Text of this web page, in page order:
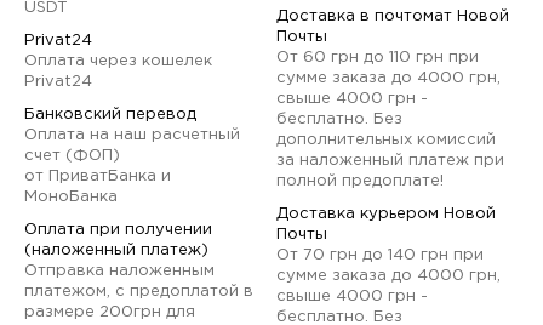
USDT
Privat24
Оплата через кошелек
Privat24
Банковский перевод
Оплата на наш расчетный
счет (ФОП)
от ПриватБанка и
МоноБанка
Оплата при получении
(наложенный платеж)
Отправка наложенным
платежом, с предоплатой в
размере 200грн для
Доставка в почтомат Новой
Почты
От 60 грн до 110 грн при
сумме заказа до 4000 грн,
свыше 4000 грн -
бесплатно. Без
дополнительных комиссий
за наложенный платеж при
полной предоплате!
Доставка курьером Новой
Почты
От 70 грн до 140 грн при
сумме заказа до 4000 грн,
свыше 4000 грн -
бесплатно. Без